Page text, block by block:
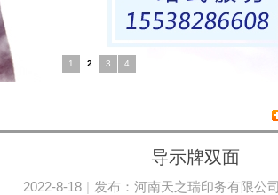
1 2 3 4
导示牌双面
2022-8-18 | 发布： 河南天之瑞印务有限公司